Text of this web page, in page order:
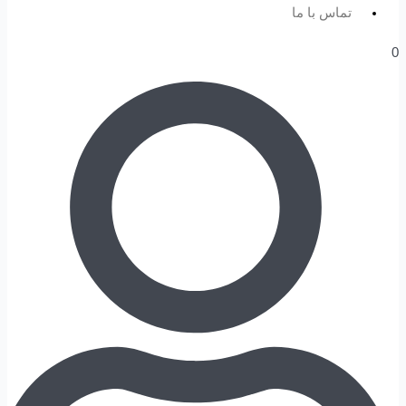
تماس با ما